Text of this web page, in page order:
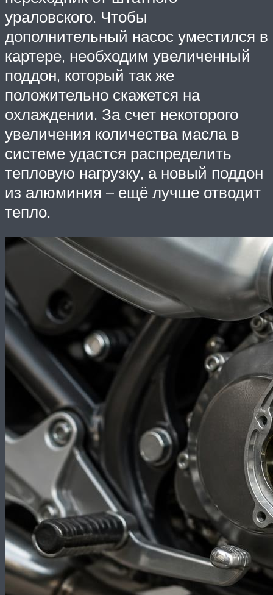
ураловского. Чтобы
дополнительный насос уместился в
картере, необходим увеличенный
поддон, который так же
положительно скажется на
охлаждении. За счет некоторого
увеличения количества масла в
системе удастся распределить
тепловую нагрузку, а новый поддон
из алюминия – ещё лучше отводит
тепло.